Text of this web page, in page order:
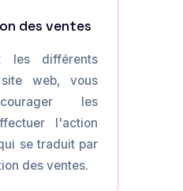
des ventes
les différents
web, vous
les
l'action
se traduit par
des ventes.